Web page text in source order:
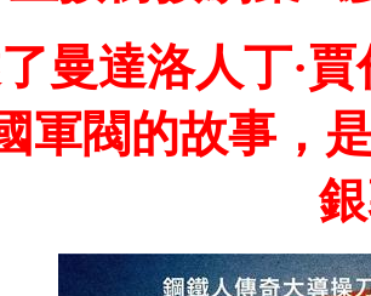
曼達洛人丁·
軍閥的故事，